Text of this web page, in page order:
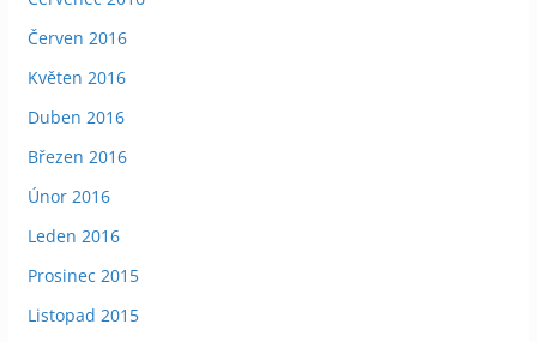
Červen 2016
Květen 2016
Duben 2016
Březen 2016
Únor 2016
Leden 2016
Prosinec 2015
Listopad 2015